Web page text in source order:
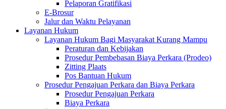
Pelaporan Gratifikasi
E-Brosur
Jalur dan Waktu Pelayanan
Layanan Hukum
Layanan Hukum Bagi Masyarakat Kurang Mampu
Peraturan dan Kebijakan
Prosedur Pembebasan Biaya Perkara (Prodeo)
Zitting Plaats
Pos Bantuan Hukum
Prosedur Pengajuan Perkara dan Biaya Perkara
Prosedur Pengajuan Perkara
Biaya Perkara